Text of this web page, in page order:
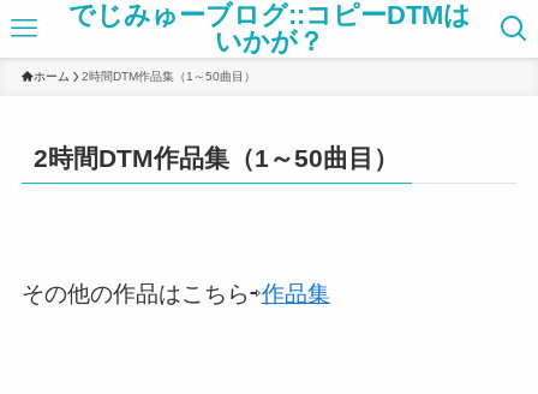
でじみゅーブログ::コピーDTMは
いかが？
ホーム 2時間DTM作品集（1～50曲目）
2時間DTM作品集（1～50曲目）
その他の作品はこちら⇨作品集